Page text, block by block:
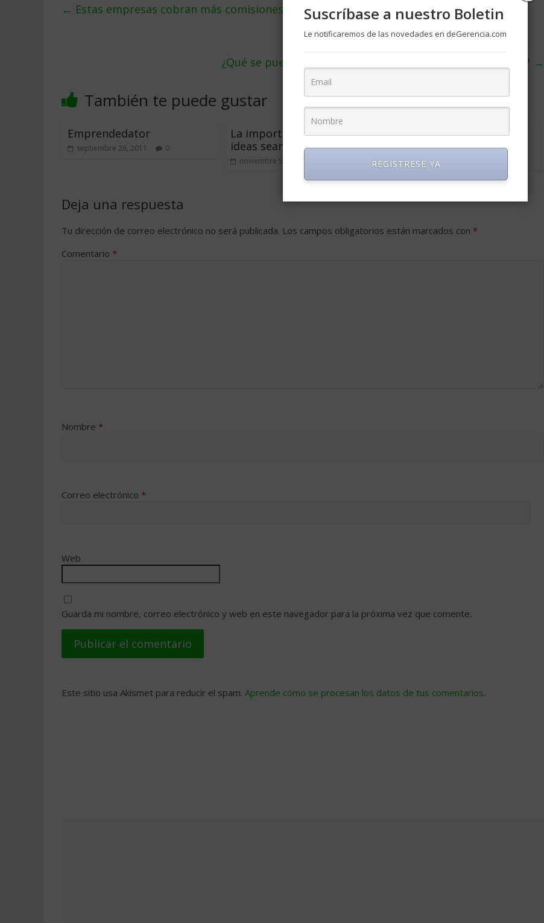
← Estas empresas cobran más comisiones por remesas
¿Qué se puede esperar de la inversión en acciones en 2020? →
También te puede gustar
Emprendedator
septiembre 26, 2011 0
La importancia de que las
ideas sean rentables
noviembre 5, 2004
Self-coaching para
emprendedores
octubre 31, 2011
Deja una respuesta
Tu dirección de correo electrónico no será publicada. Los campos obligatorios están marcados con *
Comentario *
Nombre *
Correo electrónico *
Web
Guarda mi nombre, correo electrónico y web en este navegador para la próxima vez que comente.
Este sitio usa Akismet para reducir el spam. Aprende cómo se procesan los datos de tus comentarios.
Suscríbase a nuestro Boletin
Le notificaremos de las novedades en deGerencia.com
REGISTRESE YA